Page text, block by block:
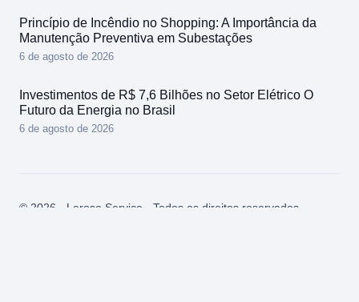
Princípio de Incêndio no Shopping: A Importância da
Manutenção Preventiva em Subestações
6 de agosto de 2026
Investimentos de R$ 7,6 Bilhões no Setor Elétrico O
Futuro da Energia no Brasil
6 de agosto de 2026
© 2026 - Lerose Service - Todos os direitos reservados